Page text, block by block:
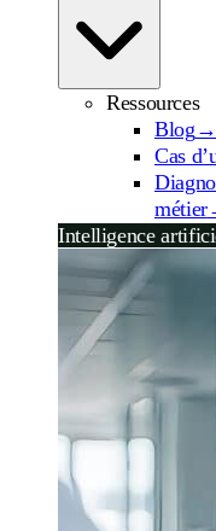
Ressources
Blog →
Cas
métier
Intelligence